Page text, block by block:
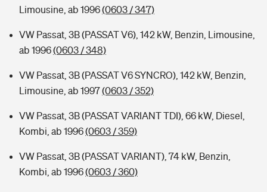
Limousine, ab 1996(0603 / 347)
VW Passat, 3B (PASSAT V6), 142 kW, Benzin, Limousine,
ab 1996(0603 / 348)
VW Passat, 3B (PASSAT V6 SYNCRO), 142 kW, Benzin,
Limousine, ab 1997(0603 / 352)
VW Passat, 3B (PASSAT VARIANT TDI), 66 kW, Diesel,
Kombi, ab 1996(0603 / 359)
VW Passat, 3B (PASSAT VARIANT), 74 kW, Benzin,
Kombi, ab 1996(0603 / 360)